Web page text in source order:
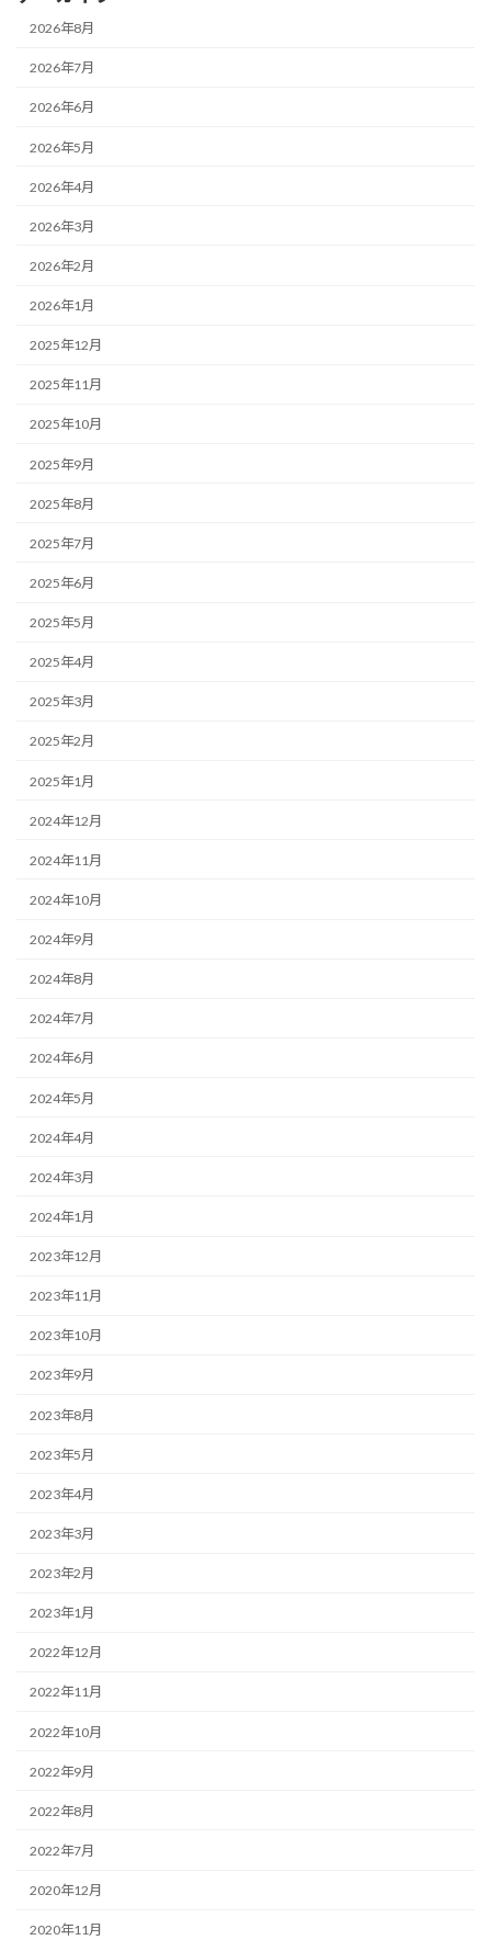
2026年8月
2026年7月
2026年6月
2026年5月
2026年4月
2026年3月
2026年2月
2026年1月
2025年12月
2025年11月
2025年10月
2025年9月
2025年8月
2025年7月
2025年6月
2025年5月
2025年4月
2025年3月
2025年2月
2025年1月
2024年12月
2024年11月
2024年10月
2024年9月
2024年8月
2024年7月
2024年6月
2024年5月
2024年4月
2024年3月
2024年1月
2023年12月
2023年11月
2023年10月
2023年9月
2023年8月
2023年5月
2023年4月
2023年3月
2023年2月
2023年1月
2022年12月
2022年11月
2022年10月
2022年9月
2022年8月
2022年7月
2020年12月
2020年11月